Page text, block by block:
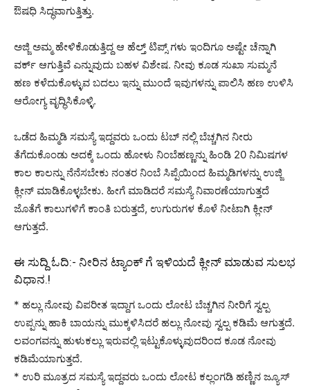
ಔಷಧಿ ಸಿದ್ಧವಾಗುತ್ತಿತ್ತು.
ಅಜ್ಜಿ ಅಮ್ಮ ಹೇಳಿಕೊಡುತ್ತಿದ್ದ ಆ ಹೆಲ್ತ್ ಟಿಪ್ಸ್ ಗಳು ಇಂದಿಗೂ ಅಷ್ಟೇ ಚೆನ್ನಾಗಿ
ವರ್ಕ್ ಆಗುತ್ತಿವೆ ಎನ್ನುವುದು ಬಹಳ ವಿಶೇಷ. ನೀವು ಕೂಡ ಸುಖಾ ಸುಮ್ಮನೆ
ಹಣ ಕಳೆದುಕೊಳ್ಳುವ ಬದಲು ಇನ್ನು ಮುಂದೆ ಇವುಗಳನ್ನು ಪಾಲಿಸಿ ಹಣ ಉಳಿಸಿ
ಆರೋಗ್ಯ ವೃದ್ಧಿಸಿಕೊಳ್ಳಿ.
ಒಡೆದ ಹಿಮ್ಮಡಿ ಸಮಸ್ಯೆ ಇದ್ದವರು ಒಂದು ಟಬ್ ನಲ್ಲಿ ಬೆಚ್ಚಗಿನ ನೀರು
ತೆಗೆದುಕೊಂಡು ಅದಕ್ಕೆ ಒಂದು ಹೋಳು ನಿಂಬೆಹಣ್ಣನ್ನು ಹಿಂಡಿ 20 ನಿಮಿಷಗಳ
ಕಾಲ ಕಾಲನ್ನು ನೆನೆಸಬೇಕು ನಂತರ ನಿಂಬೆ ಸಿಪ್ಪೆಯಿಂದ ಹಿಮ್ಮಡಿಗಳನ್ನು ಉಜ್ಜಿ
ಕ್ಲೀನ್ ಮಾಡಿಕೊಳ್ಳಬೇಕು. ಹೀಗೆ ಮಾಡಿದರೆ ಸಮಸ್ಯೆ ನಿವಾರಣೆಯಾಗುತ್ತದೆ
ಜೊತೆಗೆ ಕಾಲುಗಳಿಗೆ ಕಾಂತಿ ಬರುತ್ತದೆ, ಉಗುರುಗಳ ಕೊಳೆ ನೀಟಾಗಿ ಕ್ಲೀನ್
ಆಗುತ್ತದೆ.
ಈ ಸುದ್ದಿ ಓದಿ:- ನೀರಿನ ಟ್ಯಾಂಕ್ ಗೆ ಇಳಿಯದೆ ಕ್ಲೀನ್ ಮಾಡುವ ಸುಲಭ
ವಿಧಾನ.!
* ಹಲ್ಲು ನೋವು ವಿಪರೀತ ಇದ್ದಾಗ ಒಂದು ಲೋಟ ಬೆಚ್ಚಗಿನ ನೀರಿಗೆ ಸ್ವಲ್ಪ
ಉಪ್ಪನ್ನು ಹಾಕಿ ಬಾಯನ್ನು ಮುಕ್ಕಳಿಸಿದರೆ ಹಲ್ಲು ನೋವು ಸ್ವಲ್ಪ ಕಡಿಮೆ ಆಗುತ್ತದೆ.
ಲವಂಗವನ್ನು ಹುಳುಕಲ್ಲು ಇರುವಲ್ಲಿ ಇಟ್ಟುಕೊಳ್ಳುವುದರಿಂದ ಕೂಡ ನೋವು
ಕಡಿಮೆಯಾಗುತ್ತದೆ.
* ಉರಿ ಮೂತ್ರದ ಸಮಸ್ಯೆ ಇದ್ದವರು ಒಂದು ಲೋಟ ಕಲ್ಲಂಗಡಿ ಹಣ್ಣಿನ ಜ್ಯೂಸ್